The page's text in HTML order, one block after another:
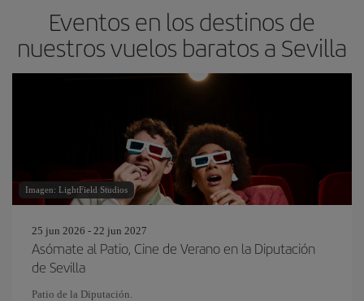
Eventos en los destinos de
nuestros vuelos baratos a Sevilla
Imagen: LightField Studios
25 jun 2026 - 22 jun 2027
Asómate al Patio, Cine de Verano en la Diputación
de Sevilla
Patio de la Diputación.